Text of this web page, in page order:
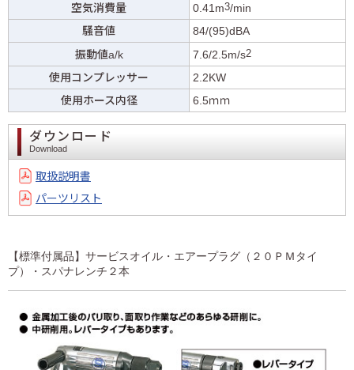
空気消費量
0.41m3/min
騒音値
84/(95)dBA
振動値a/k
7.6/2.5m/s2
使用コンプレッサー
2.2KW
使用ホース内径
6.5ｍｍ
ダウンロード
Download
取扱説明書
パーツリスト
【標準付属品】サービスオイル・エアープラグ（２０ＰＭタイ
プ）・スパナレンチ２本